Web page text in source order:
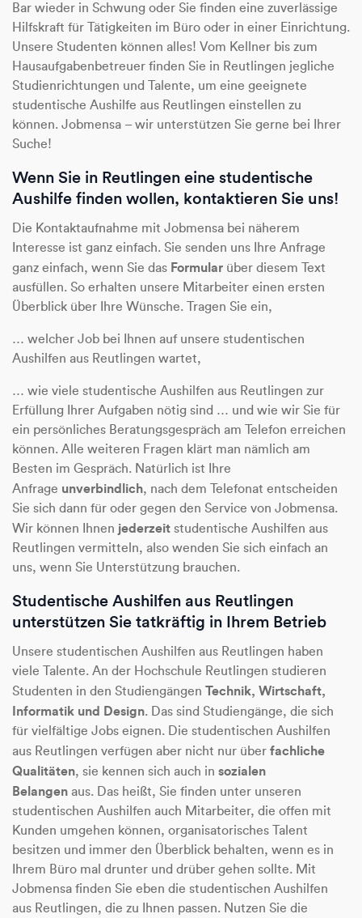
Bar wieder in Schwung oder Sie finden eine zuverlässige
Hilfskraft für Tätigkeiten im Büro oder in einer Einrichtung.
Unsere Studenten können alles! Vom Kellner bis zum
Hausaufgabenbetreuer finden Sie in Reutlingen jegliche
Studienrichtungen und Talente, um eine geeignete
studentische Aushilfe aus Reutlingen einstellen zu
können. Jobmensa – wir unterstützen Sie gerne bei Ihrer
Suche!
Wenn Sie in Reutlingen eine studentische
Aushilfe finden wollen, kontaktieren Sie uns!
Die Kontaktaufnahme mit Jobmensa bei näherem
Interesse ist ganz einfach. Sie senden uns Ihre Anfrage
ganz einfach, wenn Sie das Formular über diesem Text
ausfüllen. So erhalten unsere Mitarbeiter einen ersten
Überblick über Ihre Wünsche. Tragen Sie ein,
… welcher Job bei Ihnen auf unsere studentischen
Aushilfen aus Reutlingen wartet,
… wie viele studentische Aushilfen aus Reutlingen zur
Erfüllung Ihrer Aufgaben nötig sind … und wie wir Sie für
ein persönliches Beratungsgespräch am Telefon erreichen
können. Alle weiteren Fragen klärt man nämlich am
Besten im Gespräch. Natürlich ist Ihre
Anfrage unverbindlich, nach dem Telefonat entscheiden
Sie sich dann für oder gegen den Service von Jobmensa.
Wir können Ihnen jederzeit studentische Aushilfen aus
Reutlingen vermitteln, also wenden Sie sich einfach an
uns, wenn Sie Unterstützung brauchen.
Studentische Aushilfen aus Reutlingen
unterstützen Sie tatkräftig in Ihrem Betrieb
Unsere studentischen Aushilfen aus Reutlingen haben
viele Talente. An der Hochschule Reutlingen studieren
Studenten in den Studiengängen Technik, Wirtschaft,
Informatik und Design. Das sind Studiengänge, die sich
für vielfältige Jobs eignen. Die studentischen Aushilfen
aus Reutlingen verfügen aber nicht nur über fachliche
Qualitäten, sie kennen sich auch in sozialen
Belangen aus. Das heißt, Sie finden unter unseren
studentischen Aushilfen auch Mitarbeiter, die offen mit
Kunden umgehen können, organisatorisches Talent
besitzen und immer den Überblick behalten, wenn es in
Ihrem Büro mal drunter und drüber gehen sollte. Mit
Jobmensa finden Sie eben die studentischen Aushilfen
aus Reutlingen, die zu Ihnen passen. Nutzen Sie die